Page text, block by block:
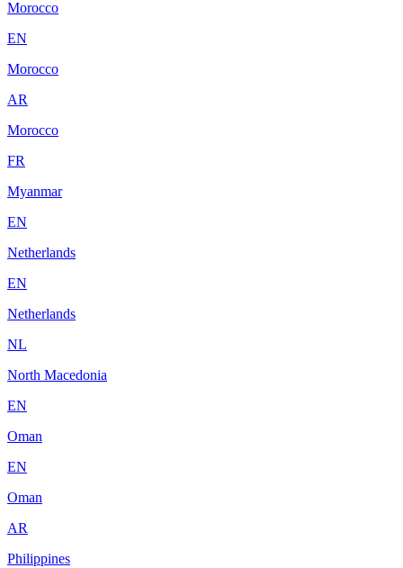
Morocco
EN
Morocco
AR
Morocco
FR
Myanmar
EN
Netherlands
EN
Netherlands
NL
North Macedonia
EN
Oman
EN
Oman
AR
Philippines